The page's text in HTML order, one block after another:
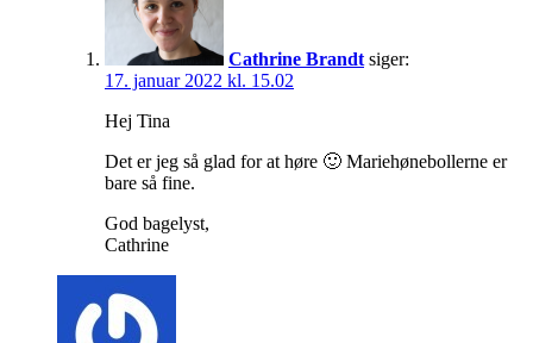
Cathrine Brandt siger:
17. januar 2022 kl. 15.02
Hej Tina
Det er jeg så glad for at høre 🙂 Mariehønebollerne er
bare så fine.
God bagelyst,
Cathrine